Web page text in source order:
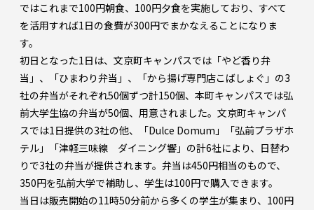
ではこれまで100円朝食、100円夕食を実施しており、すべて
を活用すれば1日の食費が300円でまかなえることになりま
す。
初日となった1日は、文京町キャンパスでは「やど香り弁
当」、「ひまわり弁当」、「から揚げ専門店こばしょぐ」の3
社の弁当がそれぞれ50個ずつ計150個、本町キャンパスでは弘
前大学生協の弁当が50個、用意されました。文京町キャンパ
スでは1日提供の3社の他、「Dulce Domum」「弘前プラザホ
テル」「津軽三味線 ダイニング響」の計6社により、日替わ
りで3社の弁当が提供されます。弁当は450円相当のもので、
350円を弘前大学で補助し、学生は100円で購入できます。
当日は販売開始の11時50分前から多くの学生が集まり、100円